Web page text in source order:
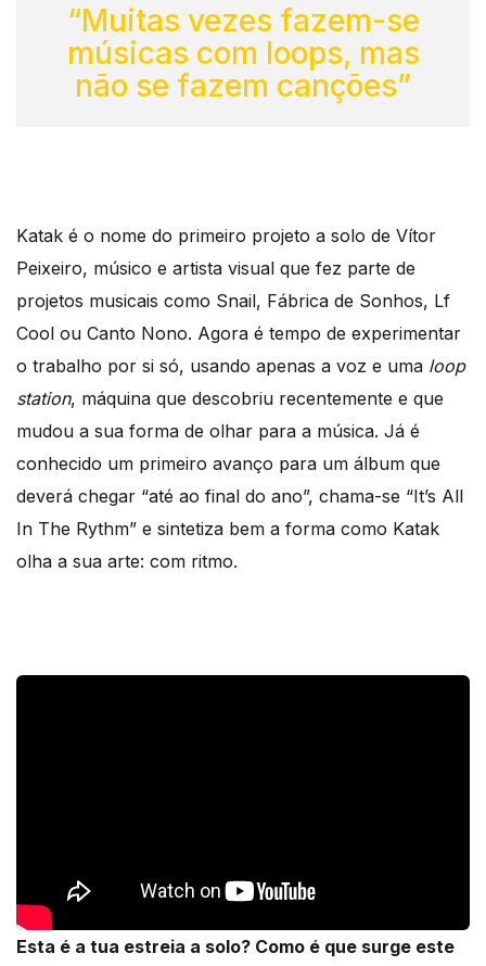
“Muitas vezes fazem-se
músicas com loops, mas
não se fazem canções”
Katak é o nome do primeiro projeto a solo de Vítor
Peixeiro, músico e artista visual que fez parte de
projetos musicais como Snail, Fábrica de Sonhos, Lf
Cool ou Canto Nono. Agora é tempo de experimentar
o trabalho por si só, usando apenas a voz e uma loop
station, máquina que descobriu recentemente e que
mudou a sua forma de olhar para a música. Já é
conhecido um primeiro avanço para um álbum que
deverá chegar “até ao final do ano”, chama-se “It’s All
In The Rythm” e sintetiza bem a forma como Katak
olha a sua arte: com ritmo.
Esta é a tua estreia a solo? Como é que surge este